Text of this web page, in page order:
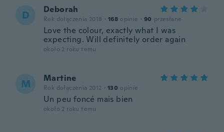
D Deborah
Rok dołączenia 2018 · 168 opinie · 90 przesłane
Love the colour, exactly what I was
expecting. Will definitely order again
około 2 roku temu
M Martine
Rok dołączenia 2012 · 130 opinie
Un peu foncé mais bien
około 2 roku temu